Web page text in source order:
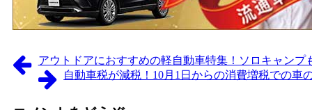
アウトドアにおすすめの軽自動車特集！ソロキャンプ
自動車税が減税！10月1日からの消費増税での車